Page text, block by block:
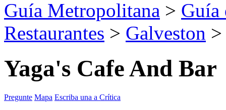
Guía Metropolitana > Guía
Restaurantes > Galveston
Yaga's Cafe And Bar
Pregunte Mapa Escriba una a Crítica